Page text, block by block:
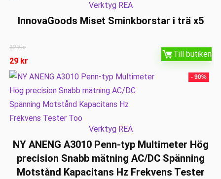
Verktyg REA
InnovaGoods Miset Sminkborstar i trä x5
329kr
29 kr
Till butiken
- 90%
Verktyg REA
NY ANENG A3010 Penn-typ Multimeter Hög
precision Snabb mätning AC/DC Spänning
Motstånd Kapacitans Hz Frekvens Tester